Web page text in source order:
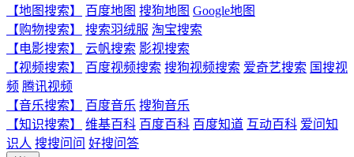
【地图搜索】
百度地图 搜狗地图 Google地图
【购物搜索】
搜索羽绒服 淘宝搜索
【电影搜索】
云帆搜索 影视搜索
【视频搜索】
百度视频搜索 搜狗视频搜索 爱奇艺搜索 国搜视
频 腾讯视频
【音乐搜索】
百度音乐 搜狗音乐
【知识搜索】
维基百科 百度百科 百度知道 互动百科 爱问知
识人 搜搜问问 好搜问答